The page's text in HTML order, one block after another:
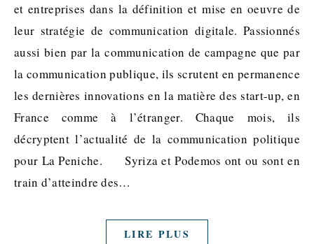
et entreprises dans la définition et mise en oeuvre de
leur stratégie de communication digitale. Passionnés
aussi bien par la communication de campagne que par
la communication publique, ils scrutent en permanence
les dernières innovations en la matière des start-up, en
France comme à l’étranger. Chaque mois, ils
décryptent l’actualité de la communication politique
pour La Peniche. Syriza et Podemos ont ou sont en
train d’atteindre des…
LIRE PLUS